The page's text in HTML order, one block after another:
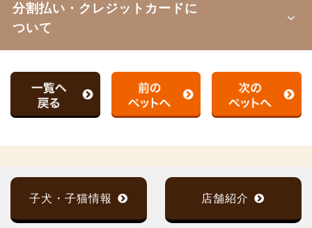
分割払い・クレジットカードに
ついて
子犬・子猫情報 店舗紹介